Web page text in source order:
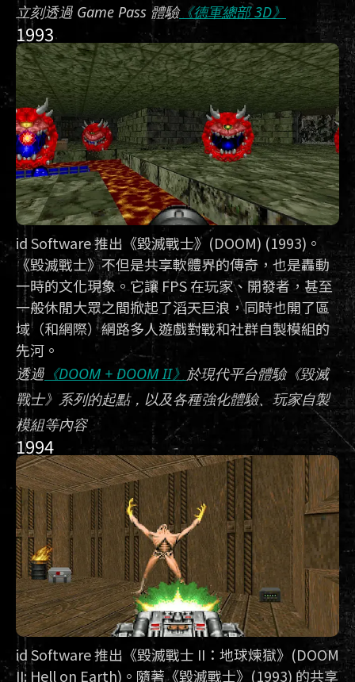
立刻透過 Game Pass 體驗《德軍總部 3D》
1993
id Software 推出《毀滅戰士》(DOOM) (1993)。
《毀滅戰士》不但是共享軟體界的傳奇，也是轟動
一時的文化現象。它讓 FPS 在玩家、開發者，甚至
一般休閒大眾之間掀起了滔天巨浪，同時也開了區
域（和網際）網路多人遊戲對戰和社群自製模組的
先河。
透過 《DOOM + DOOM II》 於現代平台體驗《毀滅
戰士》系列的起點，以及各種強化體驗、玩家自製
模組等內容
1994
id Software 推出《毀滅戰士 II：地球煉獄》(DOOM
II: Hell on Earth)。隨著《毀滅戰士》(1993) 的共享